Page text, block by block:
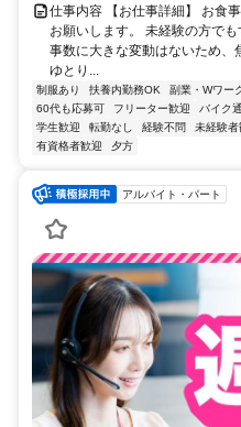
仕事内容 【お仕事詳細】 お食
お願いします。 未経験の方で
事数に大きな変動はないため
ゆとり...
制服あり 扶養内勤務OK 副業・Wワー
60代も応募可
フリーター歓迎 バイク
学生歓迎
転勤なし 経験不問 未経験者
有資格者歓迎
夕方
アルバイト・パート